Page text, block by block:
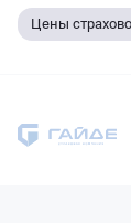
Цены